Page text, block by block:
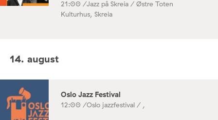
21:00 /Jazz på Skreia / Østre Toten
Kulturhus, Skreia
14. august
Oslo Jazz Festival
12:00 /Oslo jazzfestival / ,